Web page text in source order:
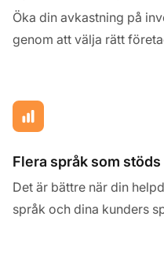
Öka din avkastning på
genom att välja rätt
Flera språk som stöds
Det är bättre när din
språk och dina kunders